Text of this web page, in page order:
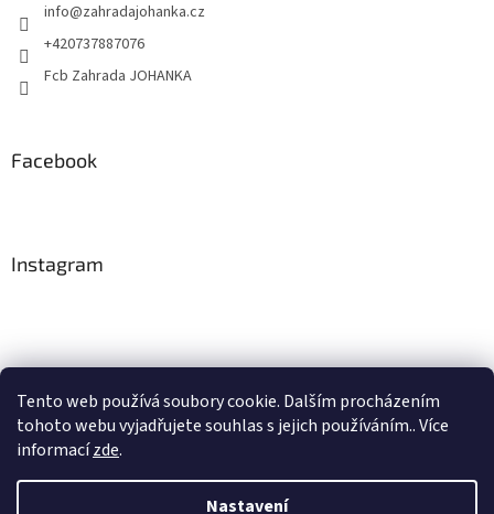
Tento web používá soubory cookie. Dalším procházením
tohoto webu vyjadřujete souhlas s jejich používáním.. Více
informacízde.
Nastavení
info@zahradajohanka.cz
+420737887076
Fcb Zahrada JOHANKA
Facebook
Instagram
Sledovat na Instagramu